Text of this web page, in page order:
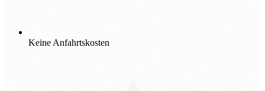
Keine Anfahrtskosten